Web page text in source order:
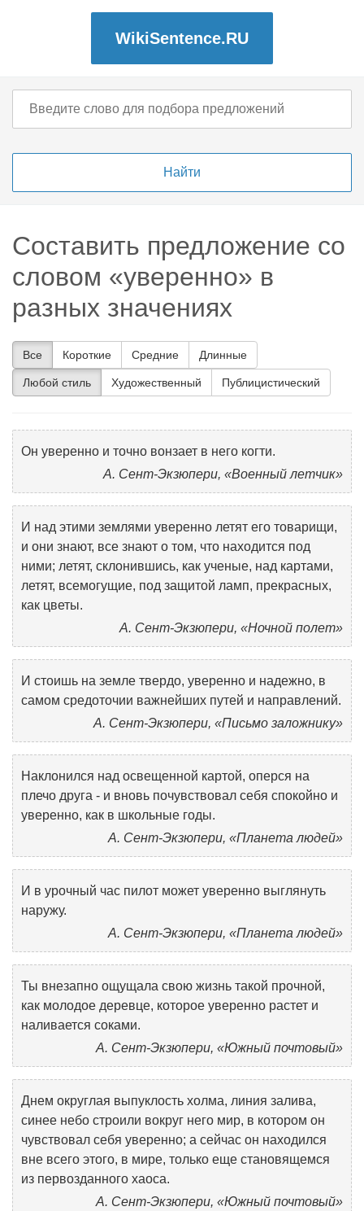
WikiSentence.RU
Составить предложение со
словом «уверенно» в
разных значениях
Все Короткие Средние Длинные
Любой стиль Художественный Публицистический
Он уверенно и точно вонзает в него когти.
А. Сент-Экзюпери, «Военный летчик»
И над этими землями уверенно летят его товарищи,
и они знают, все знают о том, что находится под
ними; летят, склонившись, как ученые, над картами,
летят, всемогущие, под защитой ламп, прекрасных,
как цветы.
А. Сент-Экзюпери, «Ночной полет»
И стоишь на земле твердо, уверенно и надежно, в
самом средоточии важнейших путей и направлений.
А. Сент-Экзюпери, «Письмо заложнику»
Наклонился над освещенной картой, оперся на
плечо друга - и вновь почувствовал себя спокойно и
уверенно, как в школьные годы.
А. Сент-Экзюпери, «Планета людей»
И в урочный час пилот может уверенно выглянуть
наружу.
А. Сент-Экзюпери, «Планета людей»
Ты внезапно ощущала свою жизнь такой прочной,
как молодое деревце, которое уверенно растет и
наливается соками.
А. Сент-Экзюпери, «Южный почтовый»
Днем округлая выпуклость холма, линия залива,
синее небо строили вокруг него мир, в котором он
чувствовал себя уверенно; а сейчас он находился
вне всего этого, в мире, только еще становящемся
из первозданного хаоса.
А. Сент-Экзюпери, «Южный почтовый»